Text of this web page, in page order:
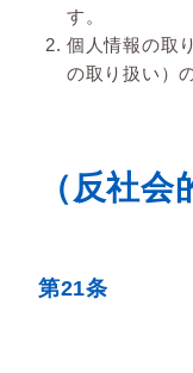
す。
個人情報の取
の取り扱い）
（反社会
第21条